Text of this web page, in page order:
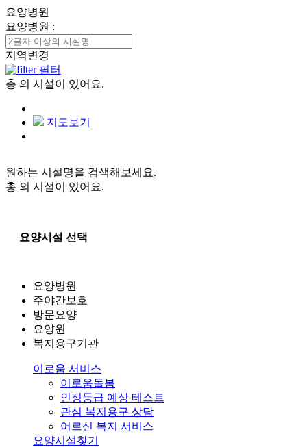
요양병원
요양병원 :
지역변경
필터
총 의 시설이 있어요.
지도보기
원하는 시설명을 검색해보세요.
총 의 시설이 있어요.
요양시설 선택
요양병원
주야간보호
방문요양
요양원
복지용구기관
이로움 서비스
이로움돌봄
인정등급 예상 테스트
관심 복지용구 상담
어르신 복지 서비스
요양시설찾기